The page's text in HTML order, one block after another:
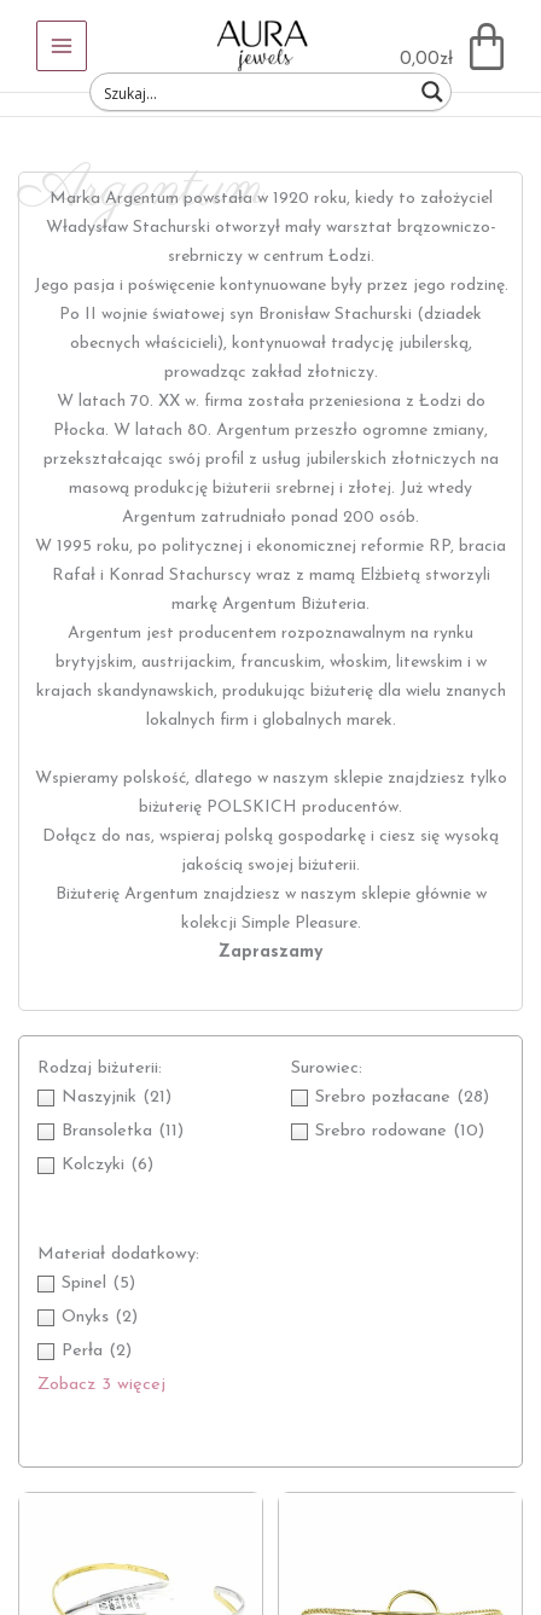
treści
Main
Menu
0,00zł
Argentum
Marka Argentum powstała w 1920 roku, kiedy to założyciel
Władysław Stachurski otworzył mały warsztat brązowniczo-
srebrniczy w centrum Łodzi.
Jego pasja i poświęcenie kontynuowane były przez jego rodzinę.
Po II wojnie światowej syn Bronisław Stachurski (dziadek
obecnych właścicieli), kontynuował tradycję jubilerską,
prowadząc zakład złotniczy.
W latach 70. XX w. firma została przeniesiona z Łodzi do
Płocka. W latach 80. Argentum przeszło ogromne zmiany,
przekształcając swój profil z usług jubilerskich złotniczych na
masową produkcję biżuterii srebrnej i złotej. Już wtedy
Argentum zatrudniało ponad 200 osób.
W 1995 roku, po politycznej i ekonomicznej reformie RP, bracia
Rafał i Konrad Stachurscy wraz z mamą Elżbietą stworzyli
markę Argentum Biżuteria.
Argentum jest producentem rozpoznawalnym na rynku
brytyjskim, austrijackim, francuskim, włoskim, litewskim i w
krajach skandynawskich, produkując biżuterię dla wielu znanych
lokalnych firm i globalnych marek.
Wspieramy polskość, dlatego w naszym sklepie znajdziesz tylko
biżuterię POLSKICH producentów.
Dołącz do nas, wspieraj polską gospodarkę i ciesz się wysoką
jakością swojej biżuterii.
Biżuterię Argentum znajdziesz w naszym sklepie głównie w
kolekcji Simple Pleasure.
Zapraszamy
Rodzaj biżuterii:
Naszyjnik (21)
Bransoletka (11)
Kolczyki (6)
Surowiec:
Srebro pozłacane (28)
Srebro rodowane (10)
Materiał dodatkowy:
Spinel
(5)
Onyks (2)
Perła (2)
Zobacz 3 więcej